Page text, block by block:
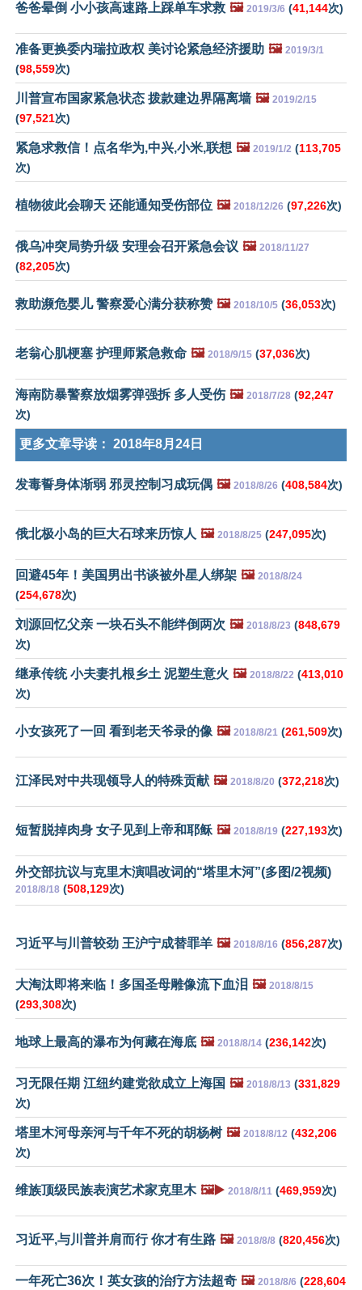
爸爸晕倒 小小孩高速路上踩单车求救 🖼️ 2019/3/6 (41,144次)
准备更换委内瑞拉政权 美讨论紧急经济援助 🖼️ 2019/3/1
(98,559次)
川普宣布国家紧急状态 拨款建边界隔离墙 🖼️ 2019/2/15
(97,521次)
紧急求救信！点名华为,中兴,小米,联想 🖼️ 2019/1/2 (113,705
次)
植物彼此会聊天 还能通知受伤部位 🖼️ 2018/12/26 (97,226次)
俄乌冲突局势升级 安理会召开紧急会议 🖼️ 2018/11/27
(82,205次)
救助濒危婴儿 警察爱心满分获称赞 🖼️ 2018/10/5 (36,053次)
老翁心肌梗塞 护理师紧急救命 🖼️ 2018/9/15 (37,036次)
海南防暴警察放烟雾弹强拆 多人受伤 🖼️ 2018/7/28 (92,247
次)
更多文章导读： 2018年8月24日
发毒誓身体渐弱 邪灵控制习成玩偶 🖼️ 2018/8/26 (408,584次)
俄北极小岛的巨大石球来历惊人 🖼️ 2018/8/25 (247,095次)
回避45年！美国男出书谈被外星人绑架 🖼️ 2018/8/24
(254,678次)
刘源回忆父亲 一块石头不能绊倒两次 🖼️ 2018/8/23 (848,679
次)
继承传统 小夫妻扎根乡土 泥塑生意火 🖼️ 2018/8/22 (413,010
次)
小女孩死了一回 看到老天爷录的像 🖼️ 2018/8/21 (261,509次)
江泽民对中共现领导人的特殊贡献 🖼️ 2018/8/20 (372,218次)
短暂脱掉肉身 女子见到上帝和耶稣 🖼️ 2018/8/19 (227,193次)
外交部抗议与克里木演唱改词的“塔里木河”(多图/2视频)
2018/8/18 (508,129次)
习近平与川普较劲 王沪宁成替罪羊 🖼️ 2018/8/16 (856,287次)
大淘汰即将来临！多国圣母雕像流下血泪 🖼️ 2018/8/15
(293,308次)
地球上最高的瀑布为何藏在海底 🖼️ 2018/8/14 (236,142次)
习无限任期 江纽约建党欲成立上海国 🖼️ 2018/8/13 (331,829
次)
塔里木河母亲河与千年不死的胡杨树 🖼️ 2018/8/12 (432,206
次)
维族顶级民族表演艺术家克里木 🖼️▶️ 2018/8/11 (469,959次)
习近平,与川普并肩而行 你才有生路 🖼️ 2018/8/8 (820,456次)
一年死亡36次！英女孩的治疗方法超奇 🖼️ 2018/8/6 (228,604